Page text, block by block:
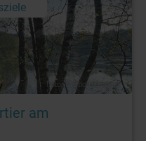
Foto: © Otto Hitzegrad
am